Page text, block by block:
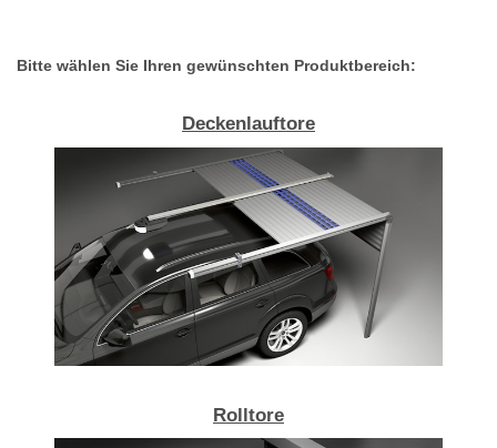
Bitte wählen Sie Ihren gewünschten Produktbereich:
Deckenlauftore
Rolltore